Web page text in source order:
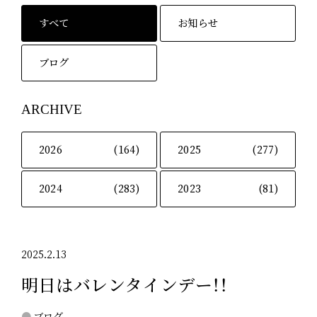
すべて お知らせ
ブログ
ARCHIVE
2026 (164) 2025 (277)
2024 (283) 2023 (81)
2025.2.13
明日はバレンタインデー！！